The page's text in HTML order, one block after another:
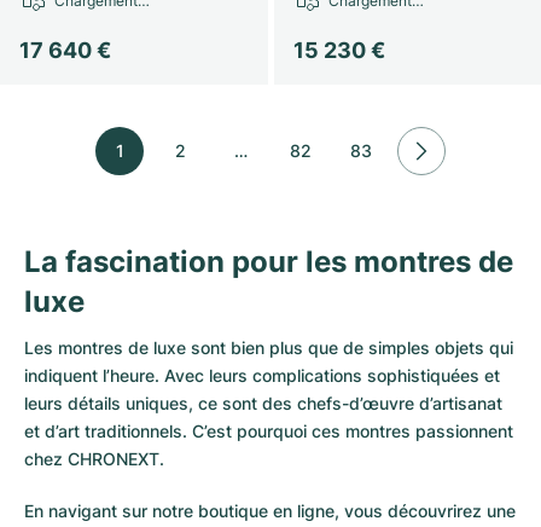
17 640 € 15 230 €
1 2 … 82 83
La fascination pour les montres de
luxe
Les montres de luxe sont bien plus que de simples objets qui
indiquent l’heure. Avec leurs complications sophistiquées et
leurs détails uniques, ce sont des chefs-d’œuvre d’artisanat
et d’art traditionnels. C’est pourquoi ces montres passionnent
chez CHRONEXT.
En navigant sur notre boutique en ligne, vous découvrirez une